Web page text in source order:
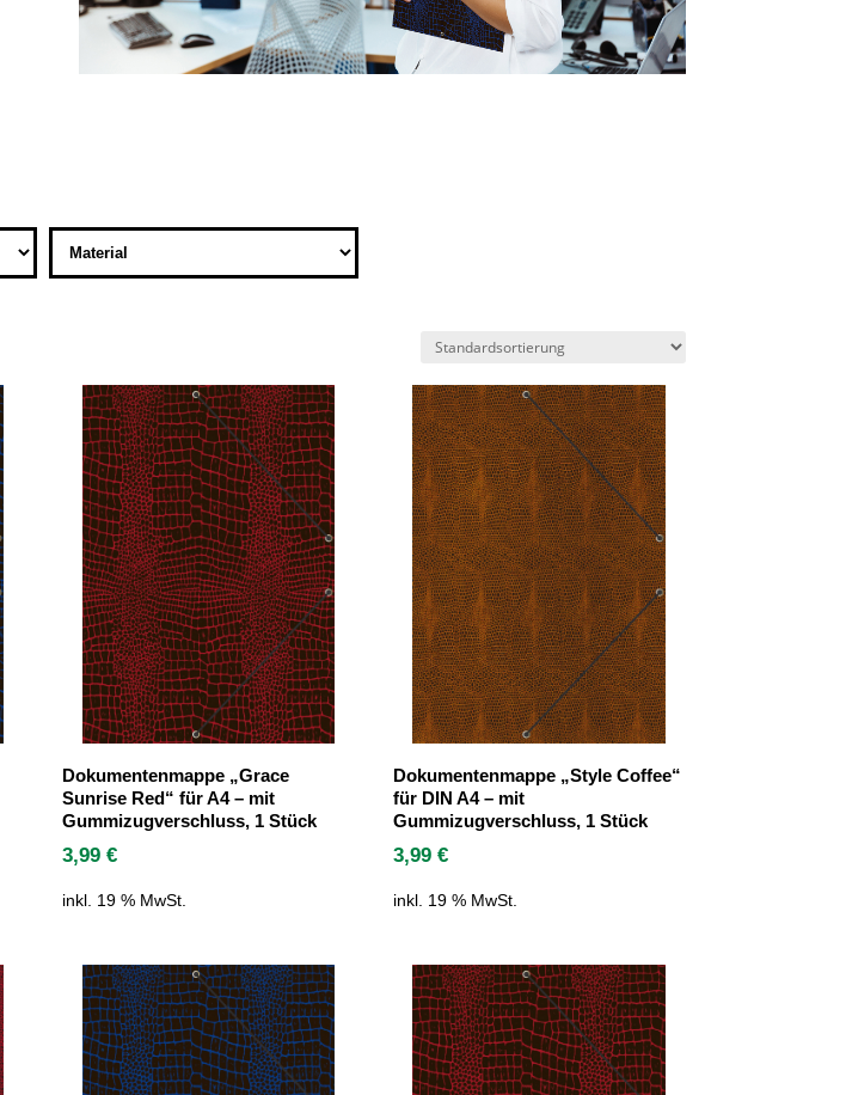
Dokumentenmappe „Grace
Sunrise Red“ für A4 – mit
Gummizugverschluss, 1 Stück
3,99€
inkl. 19 % MwSt.
Dokumentenmappe „Style Coffee“
für DIN A4 – mit
Gummizugverschluss, 1 Stück
3,99 €
inkl. 19 % MwSt.